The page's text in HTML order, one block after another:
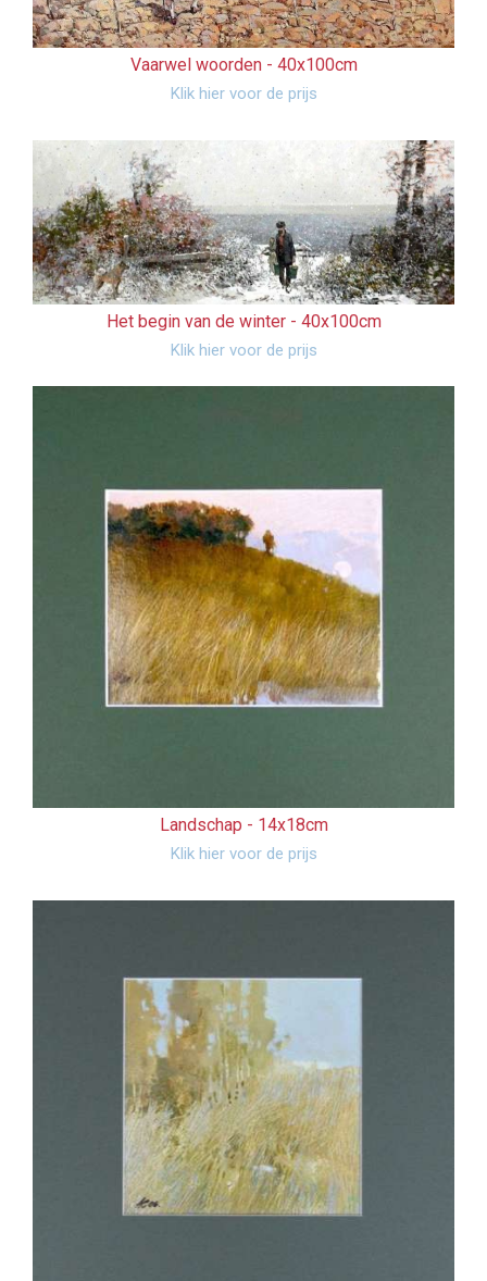
Vaarwel woorden - 40x100cm
Klik hier voor de prijs
Het begin van de winter - 40x100cm
Klik hier voor de prijs
Landschap - 14x18cm
Klik hier voor de prijs